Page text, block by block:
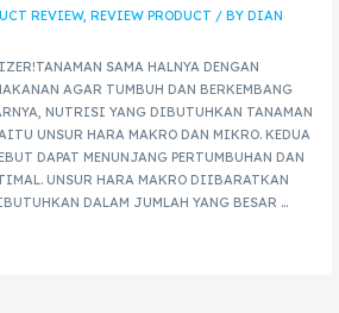
REVIEW, REVIEW PRODUCT / BY DIAN
SAMA HALNYA DENGAN
AGAR TUMBUH DAN BERKEMBANG
NUTRISI YANG DIBUTUHKAN TANAMAN
UNSUR HARA MAKRO DAN MIKRO. KEDUA
DAPAT MENUNJANG PERTUMBUHAN DAN
UNSUR HARA MAKRO DIIBARATKAN
DALAM JUMLAH YANG BESAR …